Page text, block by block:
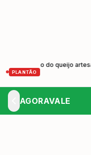
PLANTÃO
tradição do queijo artesanal
AGORAVALE